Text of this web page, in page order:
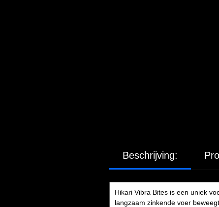
Beschrijving:
Hikari Vibra Bites is een uniek
langzaam zinkende voer